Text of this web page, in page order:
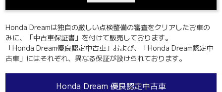
Honda Dreamは独自の厳しい点検整備の審査をクリアしたお車の
みに、「中古車保証書」を付けて販売しております。
「Honda Dream優良認定中古車」および、「Honda Dream認定中
古車」にはそれぞれ、異なる保証が設けられております。
Honda Dream 優良認定中古車